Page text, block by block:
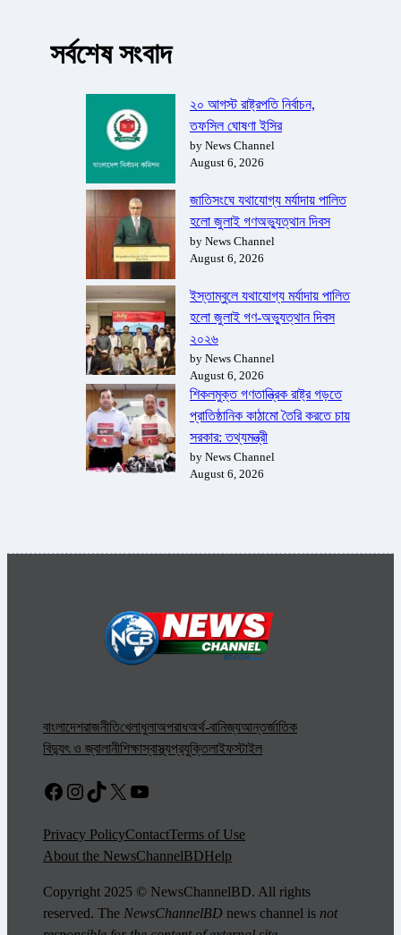
সর্বশেষ সংবাদ
২০ আগস্ট রাষ্ট্রপতি নির্বাচন,
তফসিল ঘোষণা ইসির
by News Channel
August 6, 2026
জাতিসংঘে যথাযোগ্য মর্যাদায় পালিত
হলো জুলাই গণঅভ্যুত্থান দিবস
by News Channel
August 6, 2026
ইস্তাম্বুলে যথাযোগ্য মর্যাদায় পালিত
হলো জুলাই গণ-অভ্যুত্থান দিবস
২০২৬
by News Channel
August 6, 2026
শিকলমুক্ত গণতান্ত্রিক রাষ্ট্র গড়তে
প্রাতিষ্ঠানিক কাঠামো তৈরি করতে চায়
সরকার: তথ্যমন্ত্রী
by News Channel
August 6, 2026
বাংলাদেশরাজনীতিখেলাধুলাঅপরাধঅর্থ-বানিজ্যআন্তর্জাতিক
বিদ্যুৎ ও জ্বালানীশিক্ষাস্বাস্থ্যপ্রযুক্তিলাইফস্টাইল
Facebook
Instagram
TikTok
X YouTube
Privacy PolicyContactTerms of Use
About the NewsChannelBDHelp
Copyright 2025 © NewsChannelBD. All rights
reserved. The NewsChannelBD news channel is not